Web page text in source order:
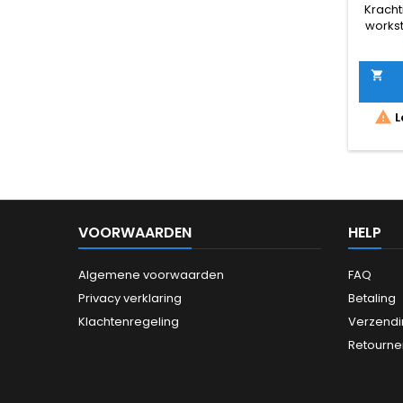
64GB
2000
Core
(tot
snelle
voor


VOORWAARDEN
Algemene voorwaarden
Privacy verklaring
Klachtenregeling
HELP
FAQ
Betaling